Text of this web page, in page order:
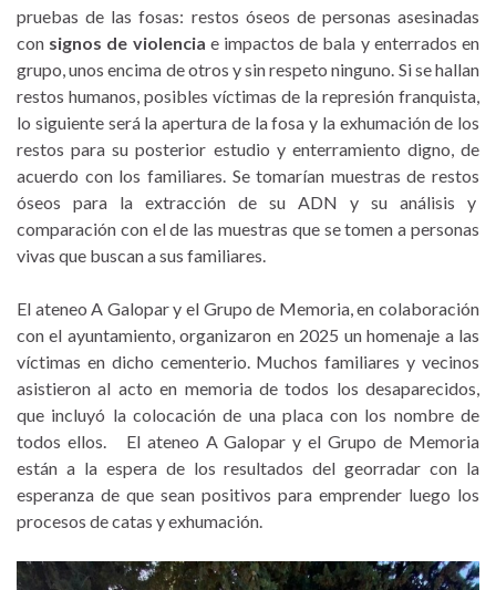
pruebas de las fosas: restos óseos de personas asesinadas
con signos de violencia e impactos de bala y enterrados en
grupo, unos encima de otros y sin respeto ninguno. Si se hallan
restos humanos, posibles víctimas de la represión franquista,
lo siguiente será la apertura de la fosa y la exhumación de los
restos para su posterior estudio y enterramiento digno, de
acuerdo con los familiares. Se tomarían muestras de restos
óseos para la extracción de su ADN y su análisis y
comparación con el de las muestras que se tomen a personas
vivas que buscan a sus familiares.
El ateneo A Galopar y el Grupo de Memoria, en colaboración
con el ayuntamiento, organizaron en 2025 un homenaje a las
víctimas en dicho cementerio. Muchos familiares y vecinos
asistieron al acto en memoria de todos los desaparecidos,
que incluyó la colocación de una placa con los nombre de
todos ellos. El ateneo A Galopar y el Grupo de Memoria
están a la espera de los resultados del georradar con la
esperanza de que sean positivos para emprender luego los
procesos de catas y exhumación.